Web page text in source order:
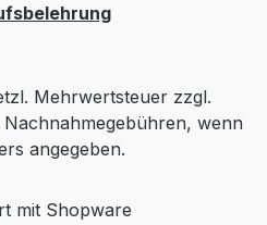
Mehrwertsteuer zzgl.
wenn
angegeben.
mit Shopware